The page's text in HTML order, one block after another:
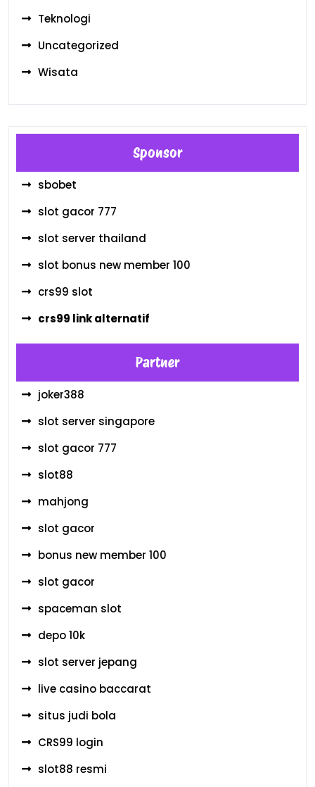
Teknologi
Uncategorized
Wisata
Sponsor
sbobet
slot gacor 777
slot server thailand
slot bonus new member 100
crs99 slot
crs99 link alternatif
Partner
joker388
slot server singapore
slot gacor 777
slot88
mahjong
slot gacor
bonus new member 100
slot gacor
spaceman slot
depo 10k
slot server jepang
live casino baccarat
situs judi bola
CRS99 login
slot88 resmi